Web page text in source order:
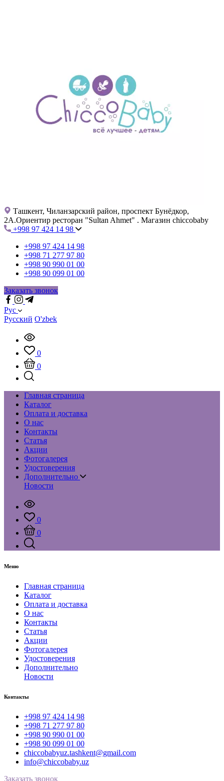
Ташкент, Чиланзарский район, проспект Бунёдкор,
2А.Ориентир ресторан "Sultan Ahmet" . Магазин chiccobaby
+998 97 424 14 98
+998 97 424 14 98
+998 71 277 97 80
+998 90 990 01 00
+998 90 099 01 00
Заказать звонок
Рус
Русский O'zbek
0
0
Главная страница
Каталог
Оплата и доставка
О нас
Контакты
Статья
Акции
Фотогалерея
Удостоверения
Дополнительно
Новости
0
0
Меню
Главная страница
Каталог
Оплата и доставка
О нас
Контакты
Статья
Акции
Фотогалерея
Удостоверения
Дополнительно
Новости
Контакты
+998 97 424 14 98
+998 71 277 97 80
+998 90 990 01 00
+998 90 099 01 00
chiccobabyuz.tashkent@gmail.com
info@chiccobaby.uz
Заказать звонок